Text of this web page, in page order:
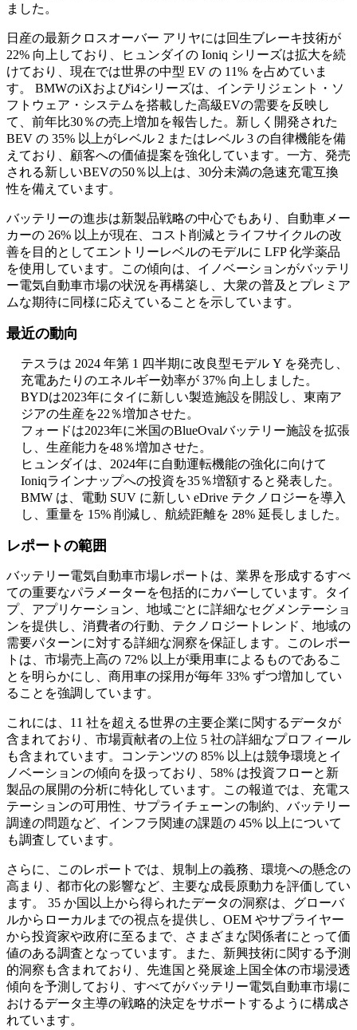
ました。
日産の最新クロスオーバー アリヤには回生ブレーキ技術が
22% 向上しており、ヒュンダイの Ioniq シリーズは拡大を続
けており、現在では世界の中型 EV の 11% を占めていま
す。 BMWのiXおよびi4シリーズは、インテリジェント・ソ
フトウェア・システムを搭載した高級EVの需要を反映し
て、前年比30％の売上増加を報告した。新しく開発された
BEV の 35% 以上がレベル 2 またはレベル 3 の自律機能を備
えており、顧客への価値提案を強化しています。一方、発売
される新しいBEVの50％以上は、30分未満の急速充電互換
性を備えています。
バッテリーの進歩は新製品戦略の中心でもあり、自動車メー
カーの 26% 以上が現在、コスト削減とライフサイクルの改
善を目的としてエントリーレベルのモデルに LFP 化学薬品
を使用しています。この傾向は、イノベーションがバッテリ
ー電気自動車市場の状況を再構築し、大衆の普及とプレミア
ムな期待に同様に応えていることを示しています。
最近の動向
テスラは 2024 年第 1 四半期に改良型モデル Y を発売し、
充電あたりのエネルギー効率が 37% 向上しました。
BYDは2023年にタイに新しい製造施設を開設し、東南ア
ジアの生産を22％増加させた。
フォードは2023年に米国のBlueOvalバッテリー施設を拡張
し、生産能力を48％増加させた。
ヒュンダイは、2024年に自動運転機能の強化に向けて
Ioniqラインナップへの投資を35％増額すると発表した。
BMW は、電動 SUV に新しい eDrive テクノロジーを導入
し、重量を 15% 削減し、航続距離を 28% 延長しました。
レポートの範囲
バッテリー電気自動車市場レポートは、業界を形成するすべ
ての重要なパラメーターを包括的にカバーしています。タイ
プ、アプリケーション、地域ごとに詳細なセグメンテーショ
ンを提供し、消費者の行動、テクノロジートレンド、地域の
需要パターンに対する詳細な洞察を保証します。このレポー
トは、市場売上高の 72% 以上が乗用車によるものであるこ
とを明らかにし、商用車の採用が毎年 33% ずつ増加してい
ることを強調しています。
これには、11 社を超える世界の主要企業に関するデータが
含まれており、市場貢献者の上位 5 社の詳細なプロフィール
も含まれています。コンテンツの 85% 以上は競争環境とイ
ノベーションの傾向を扱っており、58% は投資フローと新
製品の展開の分析に特化しています。この報道では、充電ス
テーションの可用性、サプライチェーンの制約、バッテリー
調達の問題など、インフラ関連の課題の 45% 以上について
も調査しています。
さらに、このレポートでは、規制上の義務、環境への懸念の
高まり、都市化の影響など、主要な成長原動力を評価してい
ます。 35 か国以上から得られたデータの洞察は、グローバ
ルからローカルまでの視点を提供し、OEM やサプライヤー
から投資家や政府に至るまで、さまざまな関係者にとって価
値のある調査となっています。また、新興技術に関する予測
的洞察も含まれており、先進国と発展途上国全体の市場浸透
傾向を予測しており、すべてがバッテリー電気自動車市場に
おけるデータ主導の戦略的決定をサポートするように構成さ
れています。